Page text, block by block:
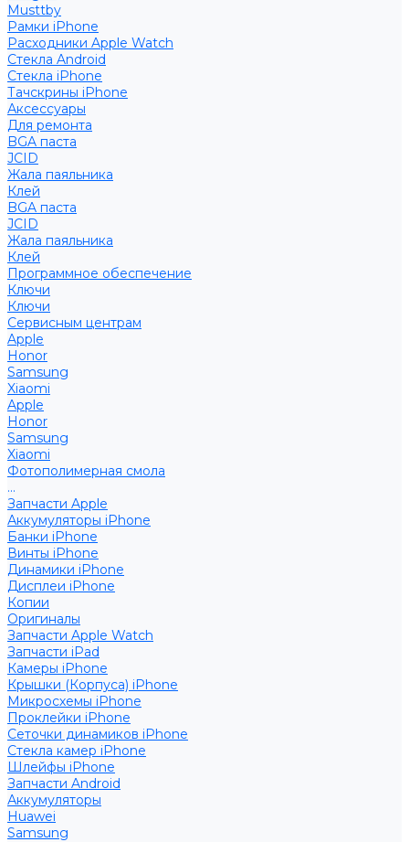
Musttby
Рамки iPhone
Расходники Apple Watch
Стекла Android
Стекла iPhone
Тачскрины iPhone
Аксессуары
Для ремонта
BGA паста
JCID
Жала паяльника
Клей
BGA паста
JCID
Жала паяльника
Клей
Программное обеспечение
Ключи
Ключи
Сервисным центрам
Apple
Honor
Samsung
Xiaomi
Apple
Honor
Samsung
Xiaomi
Фотополимерная смола
...
Запчасти Apple
Аккумуляторы iPhone
Банки iPhone
Винты iPhone
Динамики iPhone
Дисплеи iPhone
Копии
Оригиналы
Запчасти Apple Watch
Запчасти iPad
Камеры iPhone
Крышки (Корпуса) iPhone
Микросхемы iPhone
Проклейки iPhone
Сеточки динамиков iPhone
Стекла камер iPhone
Шлейфы iPhone
Запчасти Android
Аккумуляторы
Huawei
Samsung